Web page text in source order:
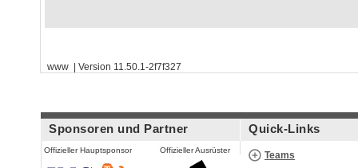
www | Version 11.50.1-2f7f327
Sponsoren und Partner
Offizieller Hauptsponsor Offizieller Ausrüster
Quick-Links
Teams